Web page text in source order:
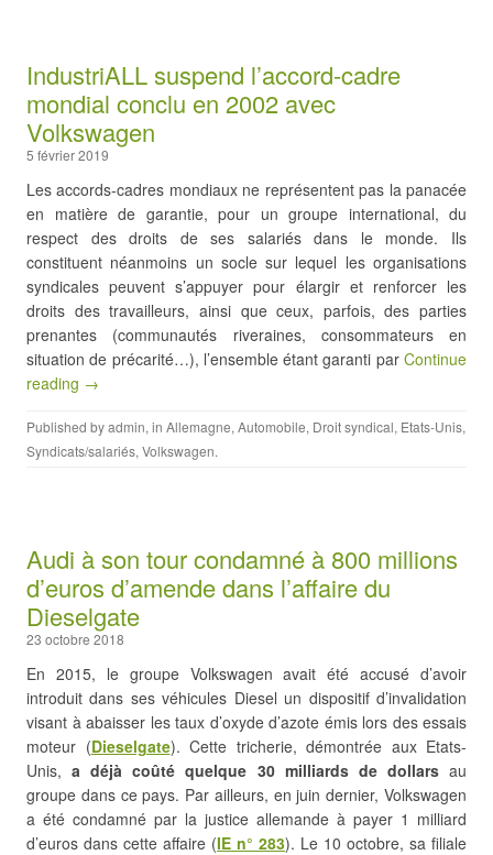
IndustriALL suspend l’accord-cadre
mondial conclu en 2002 avec
Volkswagen
5 février 2019
Les accords-cadres mondiaux ne représentent pas la panacée
en matière de garantie, pour un groupe international, du
respect des droits de ses salariés dans le monde. Ils
constituent néanmoins un socle sur lequel les organisations
syndicales peuvent s’appuyer pour élargir et renforcer les
droits des travailleurs, ainsi que ceux, parfois, des parties
prenantes (communautés riveraines, consommateurs en
situation de précarité…), l’ensemble étant garanti par Continue
reading →
Published byadmin, in Allemagne, Automobile, Droit syndical, Etats-Unis,
Syndicats/salariés, Volkswagen.
Audi à son tour condamné à 800 millions
d’euros d’amende dans l’affaire du
Dieselgate
23 octobre 2018
En 2015, le groupe Volkswagen avait été accusé d’avoir
introduit dans ses véhicules Diesel un dispositif d’invalidation
visant à abaisser les taux d’oxyde d’azote émis lors des essais
moteur (Dieselgate). Cette tricherie, démontrée aux Etats-
Unis,a déjà coûté quelque 30 milliards de dollarsau
groupe dans ce pays. Par ailleurs, en juin dernier, Volkswagen
a été condamné par la justice allemande à payer 1 milliard
d’euros dans cette affaire (IE n° 283). Le 10 octobre, sa filiale